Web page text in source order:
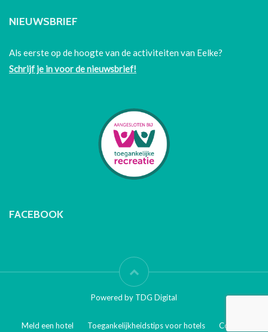
NIEUWSBRIEF
Als eerste op de hoogte van de activiteiten van Eelke?
Schrijf je in voor de nieuwsbrief!
FACEBOOK
Powered by TDG Digital
Meld een hotel Toegankelijkheidstips voor hotels Contact